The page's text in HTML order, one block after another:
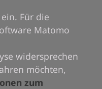
Für die
Matomo
widersprechen
möchten,
zum